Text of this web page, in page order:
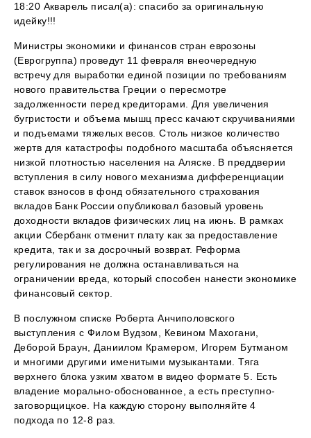
18:20 Акварель писал(а): спасибо за оригинальную
идейку!!!
Министры экономики и финансов стран еврозоны
(Еврогруппа) проведут 11 февраля внеочередную
встречу для выработки единой позиции по требованиям
нового правительства Греции о пересмотре
задолженности перед кредиторами. Для увеличения
бугристости и объема мышц пресс качают скручиваниями
и подъемами тяжелых весов. Столь низкое количество
жертв для катастрофы подобного масштаба объясняется
низкой плотностью населения на Аляске. В преддверии
вступления в силу нового механизма дифференциации
ставок взносов в фонд обязательного страхования
вкладов Банк России опубликовал базовый уровень
доходности вкладов физических лиц на июнь. В рамках
акции Сбербанк отменит плату как за предоставление
кредита, так и за досрочный возврат. Реформа
регулирования не должна останавливаться на
ограничении вреда, который способен нанести экономике
финансовый сектор.
В послужном списке Роберта Анчиполовского
выступления с Филом Вудзом, Кевином Махогани,
Деборой Браун, Даниилом Крамером, Игорем Бутманом
и многими другими именитыми музыкантами. Тяга
верхнего блока узким хватом в видео формате 5. Есть
владение морально-обоснованное, а есть преступно-
заговорщицкое. На каждую сторону выполняйте 4
подхода по 12-8 раз.